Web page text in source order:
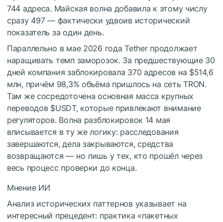
744 адреса. Майская волна добавила к этому числу
сразу 497 — фактически удвоив исторический
показатель за один день.
Параллельно в мае 2026 года Tether продолжает
наращивать темп заморозок. За предшествующие 30
дней компания заблокировала 370 адресов на $514,6
млн, причём 98,3% объёма пришлось на сеть TRON.
Там же сосредоточена основная масса крупных
переводов $USDT, которые привлекают внимание
регуляторов. Волна разблокировок 14 мая
вписывается в ту же логику: расследования
завершаются, дела закрываются, средства
возвращаются — но лишь у тех, кто прошёл через
весь процесс проверки до конца.
Мнение ИИ
Анализ исторических паттернов указывает на
интересный прецедент: практика «пакетных